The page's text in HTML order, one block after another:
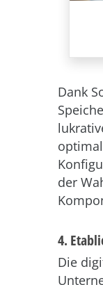
Dank
der
4.
Die